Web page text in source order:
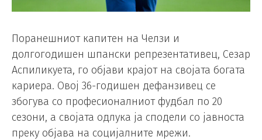
Поранешниот капитен на Челзи и
долгогодишен шпански репрезентативец, Сезар
Аспиликуета, го објави крајот на својата богата
кариера. Овој 36-годишен дефанзивец се
збогува со професионалниот фудбал по 20
сезони, а својата одлука ја сподели со јавноста
преку објава на социјалните мрежи.